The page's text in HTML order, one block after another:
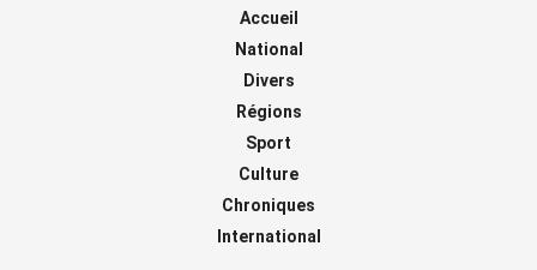
Accueil
National
Divers
Régions
Sport
Culture
Chroniques
International